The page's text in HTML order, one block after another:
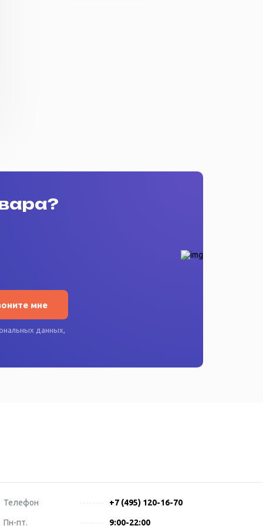
мне
данных,
Телефон +7 (495) 120-16-70
Пн-пт. 9:00-22:00